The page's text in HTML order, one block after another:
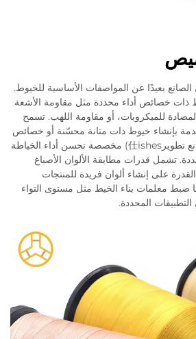
بعيدًا عن المواصفات الأساسية للخيوط.
ذات خصائص أداء محددة مثل مقاومة الأشعة
للميكروبات، أو مقاومة اللهب. تسمح
بإنشاء خيوط ذات متانة محسّنة أو خصائص
سطحية خاصة. يمكن للصانع تطوير仕ishes) مخصصة تحسن أداء الخياطة
تشمل قدرات مطابقة الألوان الأصباغ
على إنشاء ألوان فريدة للمنتجات
ضبط معلمات بناء الخيط مثل مستوى التواء
المحددة.